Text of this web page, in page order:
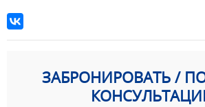
ЗАБРОНИРОВАТЬ /